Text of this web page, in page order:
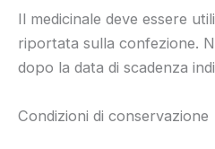
Il medicinale deve essere
riportata sulla confezione.
dopo la data di scadenza
Condizioni di conservazione